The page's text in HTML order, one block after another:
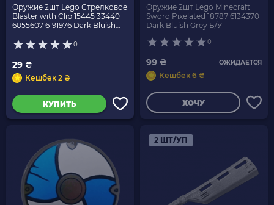
Оружие 2шт Lego Стрелковое
Blaster with Clip 15445 33440
6055607 6191976 Dark Bluish
0
29 ₴
Кешбек 2 ₴
КУПИТЬ
Оружие 2шт Lego Minecraft
Sword Pixelated 18787 6134370
Dark Bluish Grey Б/У
0
99 ₴ ОЖИДАЕТСЯ
Кешбек 6 ₴
ХОЧУ
2 ШТ/УП